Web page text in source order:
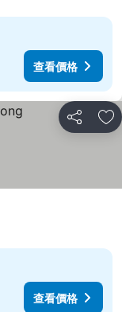
查看價格
分享 放
查看價格